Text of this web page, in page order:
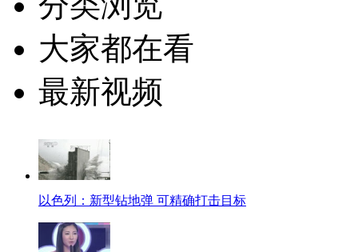
大家都在看
最新视频
以色列：新型钻地弹 可精确打击目标